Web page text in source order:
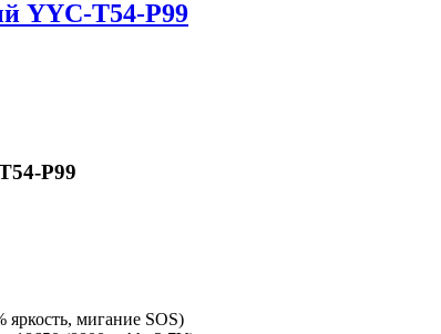
YYC-T54-P99
P99
яркость, мигание SOS)